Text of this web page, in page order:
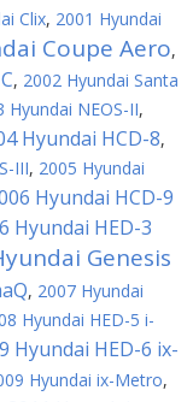
Clix, 2001 Hyundai
Coupe Aero,
, 2002 Hyundai Santa
Hyundai NEOS-II,
Hyundai HCD-8,
III, 2005 Hyundai
Hyundai HCD-9
Hyundai HED-3
Genesis
, 2007 Hyundai
Hyundai HED-5 i-
Hyundai HED-6 ix-
Hyundai ix-Metro,